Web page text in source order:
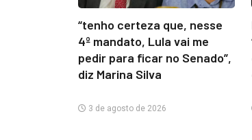
“tenho certeza que, nesse
4º mandato, Lula vai me
pedir para ficar no Senado”,
diz Marina Silva
3 de agosto de 2026